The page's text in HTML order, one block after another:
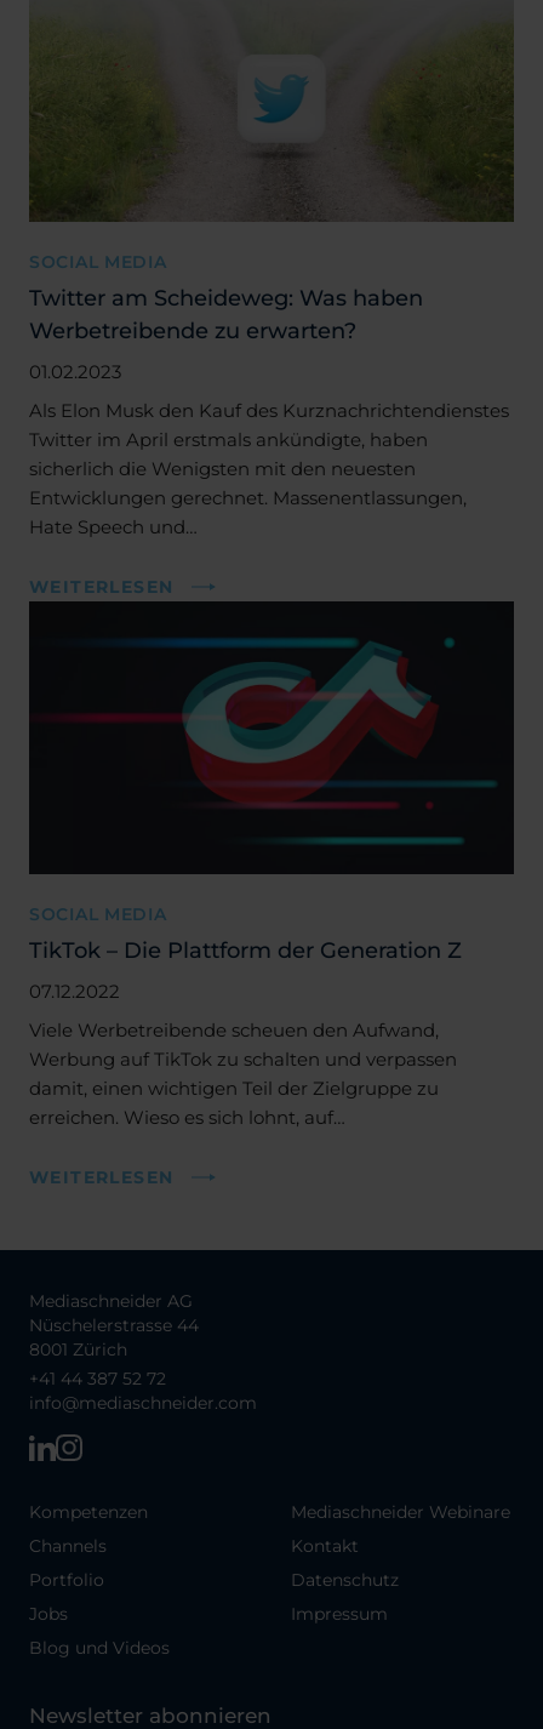
SOCIAL MEDIA
Twitter am Scheideweg: Was haben
Werbetreibende zu erwarten?
01.02.2023
Als Elon Musk den Kauf des Kurznachrichtendienstes
Twitter im April erstmals ankündigte, haben
sicherlich die Wenigsten mit den neuesten
Entwicklungen gerechnet. Massenentlassungen,
Hate Speech und…
WEITERLESEN
SOCIAL MEDIA
TikTok – Die Plattform der Generation Z
07.12.2022
Viele Werbetreibende scheuen den Aufwand,
Werbung auf TikTok zu schalten und verpassen
damit, einen wichtigen Teil der Zielgruppe zu
erreichen. Wieso es sich lohnt, auf…
WEITERLESEN
Mediaschneider AG
Nüschelerstrasse 44
8001 Zürich
+41 44 387 52 72
info@mediaschneider.com
Kompetenzen
Channels
Portfolio
Jobs
Blog und Videos
Mediaschneider Webinare
Kontakt
Datenschutz
Impressum
Newsletter abonnieren